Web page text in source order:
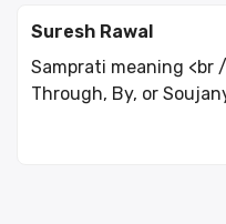
Suresh Rawal
Samprati meaning <br
Through, By, or